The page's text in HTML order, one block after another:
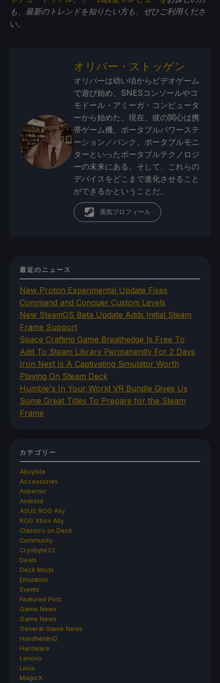
も、最新のトレンドを知りたい方も、ぜひご利用くださ
い。
オリバー・ストッゲン
オリバーは幼い頃からビデオゲーム
で遊び始め、SNESコンソールやコ
モドール・アミーガ・コンピュータ
ーから始めた。現在、彼の関心は携
帯ゲーム機、ポータブルパワーステ
ーション／バンク、ポータブルモニ
ターといったポータブルテクノロジ
ーの未来にある。そして、これらの
デバイスをどこまで進化させること
ができるかということだ。
蒸気プロフィール
最近のニュース
New Proton Experimental Update Fixes
Command and Conquer Custom Levels
New SteamOS Beta Update Adds Initial Steam
Frame Support
Space Crafting Game Breathedge Is Free To
Add To Steam Library Permanently For 2 Days
Iron Nest Is A Captivating Simulator Worth
Playing On Steam Deck
Humble's In Your World VR Bundle Gives Us
Some Great Titles To Prepare for the Steam
Frame
カテゴリー
Abxylute
Accessories
Anbernic
Android
ASUS ROG Ally
ROG Xbox Ally
Classics on Deck
Community
Cryobyte33
Deals
Deck Mods
Emulation
Events
Featured Post
Game News
Game News
General Game News
HandheldHQ
Hardware
Lenovo
Linux
MagicX